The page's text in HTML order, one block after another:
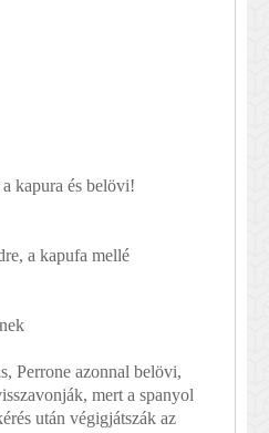
kapura és belövi!
a kapufa mellé
Perrone azonnal belövi,
mert a spanyol
után végigjátszák az